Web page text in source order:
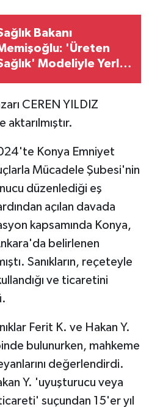
Bakanı
'Üreten
Modeliyle Yerli
CEREN YILDIZ
Konya Emniyet
Mücadele Şubesi'nin
düzenlediği eş
açılan davada
kapsamında Konya,
belirlenen
Sanıkların, reçeteyle
ve ticaretini
Ferit K. ve Hakan Y.
bulunurken, mahkeme
değerlendirdi.
Y. 'uyuşturucu veya
suçundan 15'er yıl